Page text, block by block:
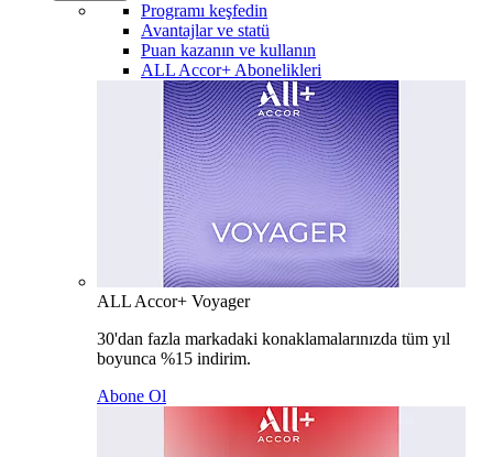
Programı keşfedin
Avantajlar ve statü
Puan kazanın ve kullanın
ALL Accor+ Abonelikleri
ALL Accor+ Voyager
30'dan fazla markadaki konaklamalarınızda tüm yıl
boyunca %15 indirim.
Abone Ol